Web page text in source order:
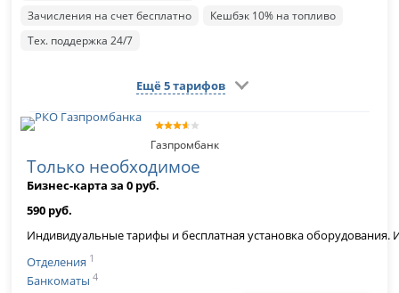
Зачисления на счет бесплатно
Кешбэк 10% на топливо
Тех. поддержка 24/7
Ещё 5 тарифов
Газпромбанк
Только необходимое
Бизнес-карта за 0 руб.
590 руб.
Индивидуальные тарифы и бесплатная установка оборудования.
Отделения 1
Банкоматы4